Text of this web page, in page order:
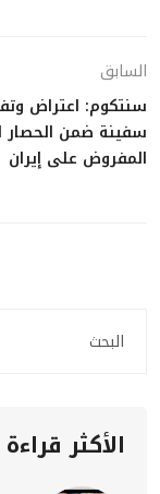
السابق
سفينة ضمن الحصار
المفروض على إيران
الأكثر قراءة